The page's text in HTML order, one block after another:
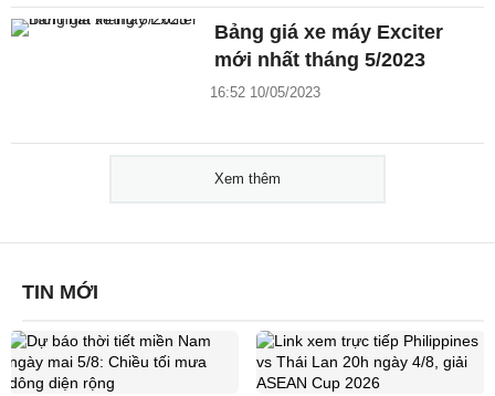
Bảng giá xe máy Exciter
mới nhất tháng 5/2023
16:52 10/05/2023
Xem thêm
TIN MỚI